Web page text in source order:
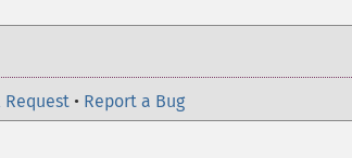
• Report a Bug